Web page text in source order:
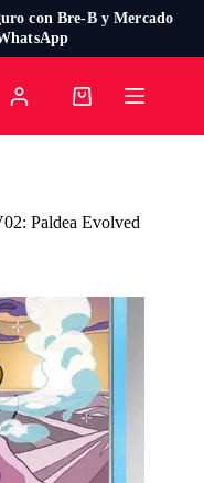
con Bre-B y Mercado
Carro
Paldea Evolved